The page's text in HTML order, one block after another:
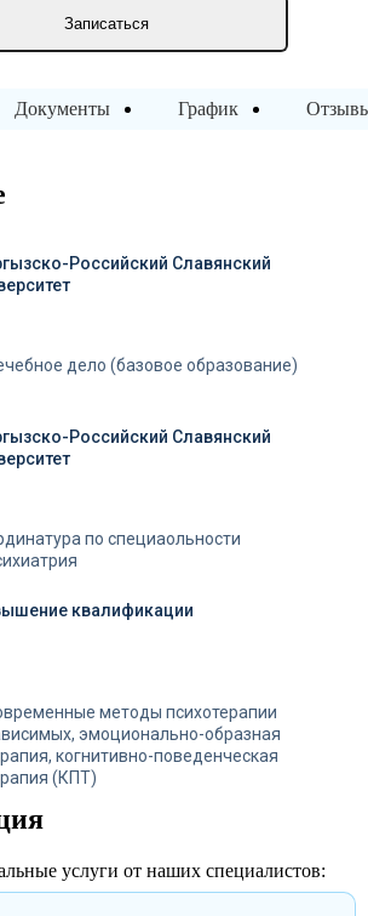
Записаться
Документы График
Российский Славянский
дело (базовое образование)
Российский Славянский
по специаольности
квалификации
методы психотерапии
эмоционально-образная
когнитивно-поведенческая
(КПТ)
услуги от наших специалистов: